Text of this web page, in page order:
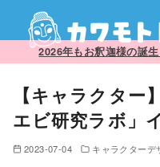
2026年もお釈迦様の誕
【キャラクター
エビ研究ラボ」
2023-07-04 キャラクターデ